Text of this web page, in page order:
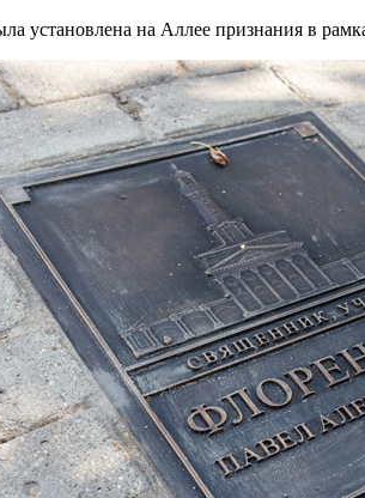
установлена на Аллее признания в